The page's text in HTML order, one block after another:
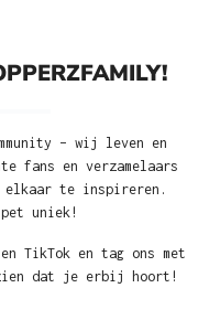
– wij leven en
fans en verzamelaars
elkaar te inspireren.
pet uniek!
TikTok en tag ons met
dat je erbij hoort!